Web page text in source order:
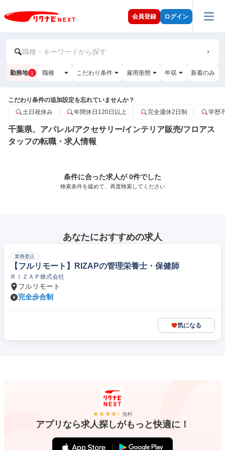
会員登録 ログイン
職種・キーワードから探す
勤務地 1 職種 こだわり条件 雇用形態 年収 新着のみ
こだわり条件の追加設定を忘れていませんか？
土日祝休み
年間休日120日以上 完全週休2日制 学歴
千葉県、アパレル/アクセサリー/インテリア販売/フロアス
タッフの転職・求人情報
条件に合った求人が 0件でした
検索条件を緩めて、再度検索してください
あなたにおすすめの求人
業務委託
【フルリモート】RIZAPの管理栄養士・保健師
ＲＩＺＡＰ株式会社
フルリモート
完全歩合制
気になる
無料
アプリなら求人探しがもっと快適に！